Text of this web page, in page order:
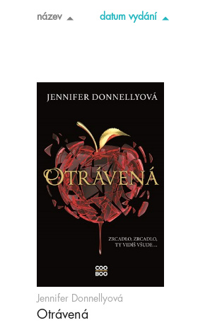
název datum vydání
Jennifer Donnellyová
Otrávená